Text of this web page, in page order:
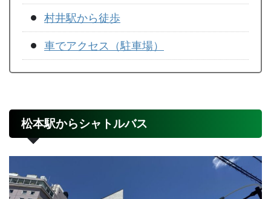
村井駅から徒歩
車でアクセス（駐車場）
松本駅からシャトルバス